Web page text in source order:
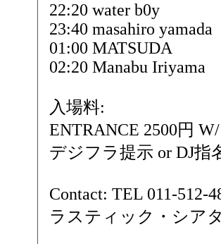
22:20 water b0y
23:40 masahiro yamada
01:00 MATSUDA
02:20 Manabu Iriyama
入場料:
ENTRANCE 2500円
デジフラ提示 or DJ指
Contact: TEL 011-512-
ラスティック・シア